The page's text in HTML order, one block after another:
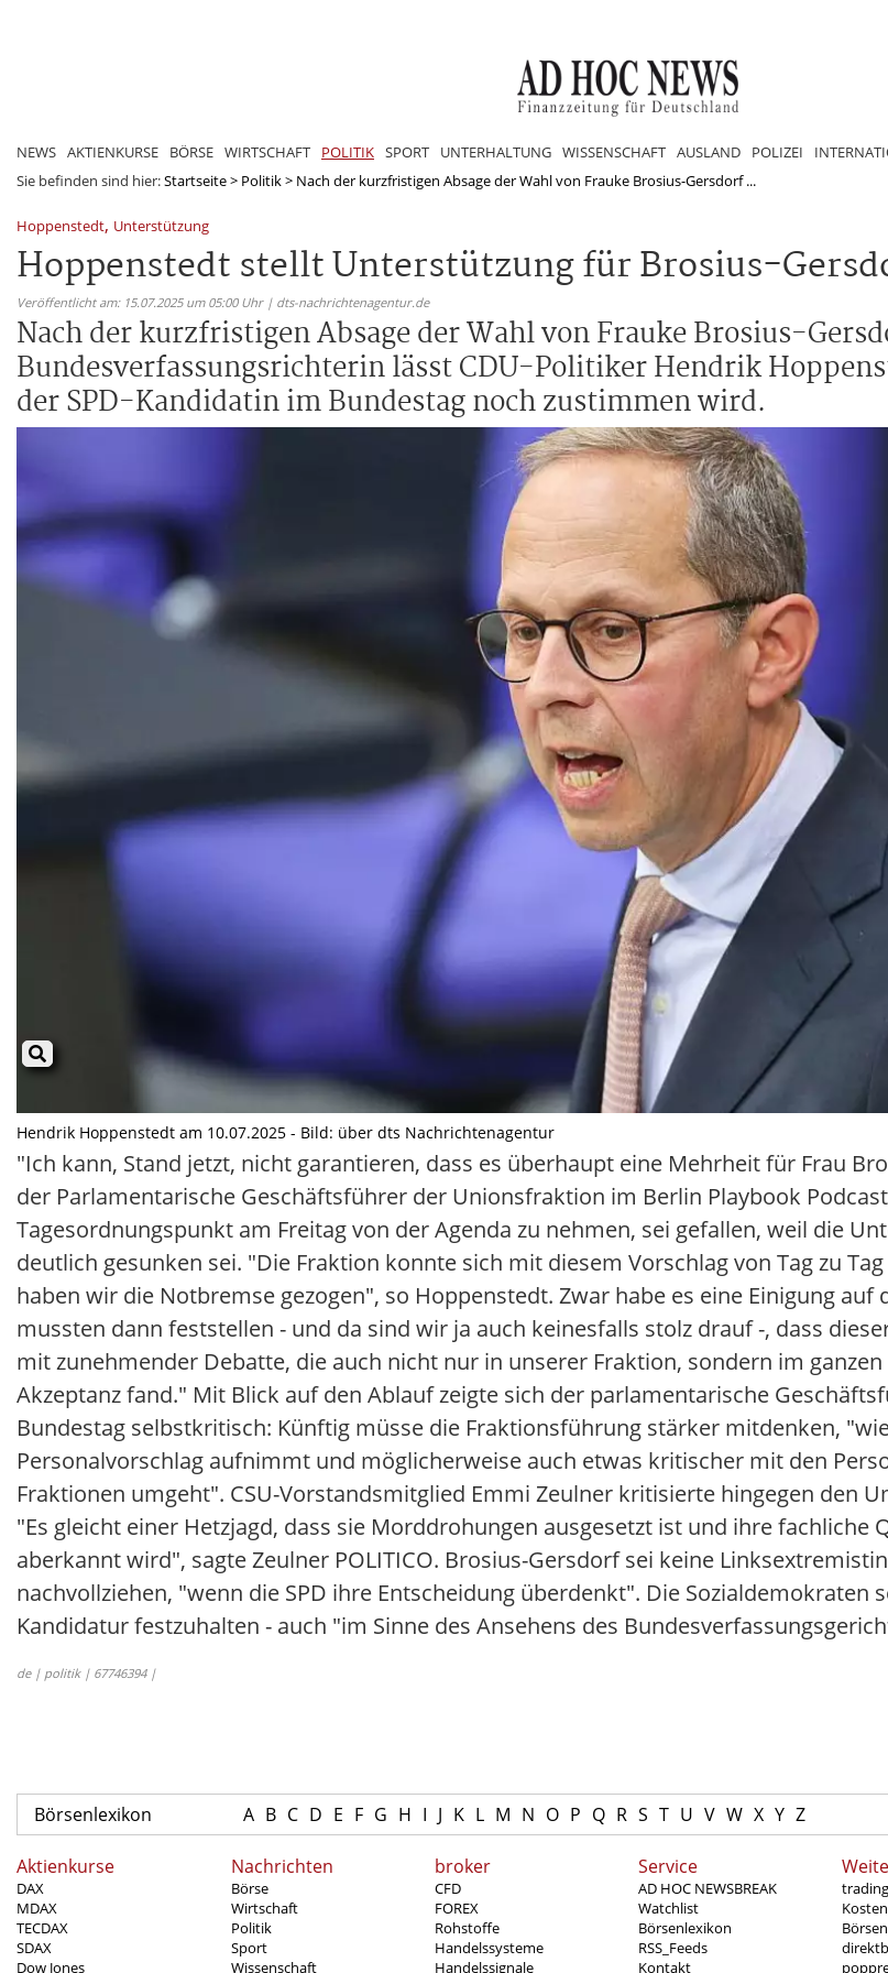
NEWS AKTIENKURSE BÖRSE WIRTSCHAFT POLITIK SPORT UNTERHALTUNG WISSENSCHAFT AUSLAND POLIZEI
Sie befinden sind hier:Startseite> Politik> Nach der kurzfristigen Absage der Wahl von Frauke Brosius-Gersdorf ...
Hoppenstedt, Unterstützung
Hoppenstedt stellt Unterstützung für Brosius-
Veröffentlicht am: 15.07.2025 um 05:00 Uhr | dts-nachrichtenagentur.de
Nach der kurzfristigen Absage der Wahl von Frauke Brosius-
Bundesverfassungsrichterin lässt CDU-Politiker Hendrik
der SPD-Kandidatin im Bundestag noch zustimmen wird.
Hendrik Hoppenstedt am 10.07.2025 - Bild: über dts Nachrichtenagentur
"Ich kann, Stand jetzt, nicht garantieren, dass es überhaupt eine Mehrheit für Frau
der Parlamentarische Geschäftsführer der Unionsfraktion im Berlin Playbook
Tagesordnungspunkt am Freitag von der Agenda zu nehmen, sei gefallen, weil die
deutlich gesunken sei. "Die Fraktion konnte sich mit diesem Vorschlag von Tag zu
haben wir die Notbremse gezogen", so Hoppenstedt. Zwar habe es eine Einigung auf
mussten dann feststellen - und da sind wir ja auch keinesfalls stolz drauf -, dass
mit zunehmender Debatte, die auch nicht nur in unserer Fraktion, sondern im
Akzeptanz fand." Mit Blick auf den Ablauf zeigte sich der parlamentarische
Bundestag selbstkritisch: Künftig müsse die Fraktionsführung stärker mitdenken,
Personalvorschlag aufnimmt und möglicherweise auch etwas kritischer mit den
Fraktionen umgeht". CSU-Vorstandsmitglied Emmi Zeulner kritisierte hingegen den
"Es gleicht einer Hetzjagd, dass sie Morddrohungen ausgesetzt ist und ihre fachliche
aberkannt wird", sagte Zeulner POLITICO. Brosius-Gersdorf sei keine
nachvollziehen, "wenn die SPD ihre Entscheidung überdenkt". Die Sozialdemokraten
Kandidatur festzuhalten - auch "im Sinne des Ansehens des
de | politik | 67746394 |
Börsenlexikon A B C D E F G H I J K L M N O P Q R S T U V W X Y Z
Aktienkurse
DAX
MDAX
TECDAX
SDAX
Dow Jones
Nachrichten
Börse
Wirtschaft
Politik
Sport
Wissenschaft
broker
CFD
FOREX
Rohstoffe
Handelssysteme
Handelssignale
Service
AD HOC NEWSBREAK
Watchlist
Börsenlexikon
RSS_Feeds
Kontakt